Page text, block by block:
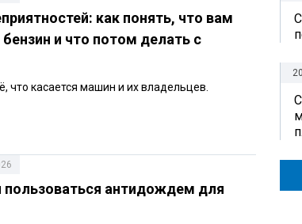
как понять, что вам
и что потом делать с
что касается машин и их владельцев.
антидождем для